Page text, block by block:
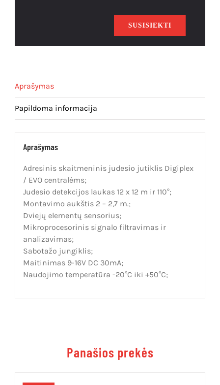
SUSISIEKTI
Aprašymas
Papildoma informacija
Aprašymas
Adresinis skaitmeninis judesio jutiklis Digiplex
/ EVO centralėms;
Judesio detekcijos laukas 12 x 12 m ir 110°;
Montavimo aukštis 2 – 2,7 m.;
Dviejų elementų sensorius;
Mikroprocesorinis signalo filtravimas ir
analizavimas;
Sabotažo jungiklis;
Maitinimas 9-16V DC 30mA;
Naudojimo temperatūra -20°C iki +50°C;
Panašios prekės